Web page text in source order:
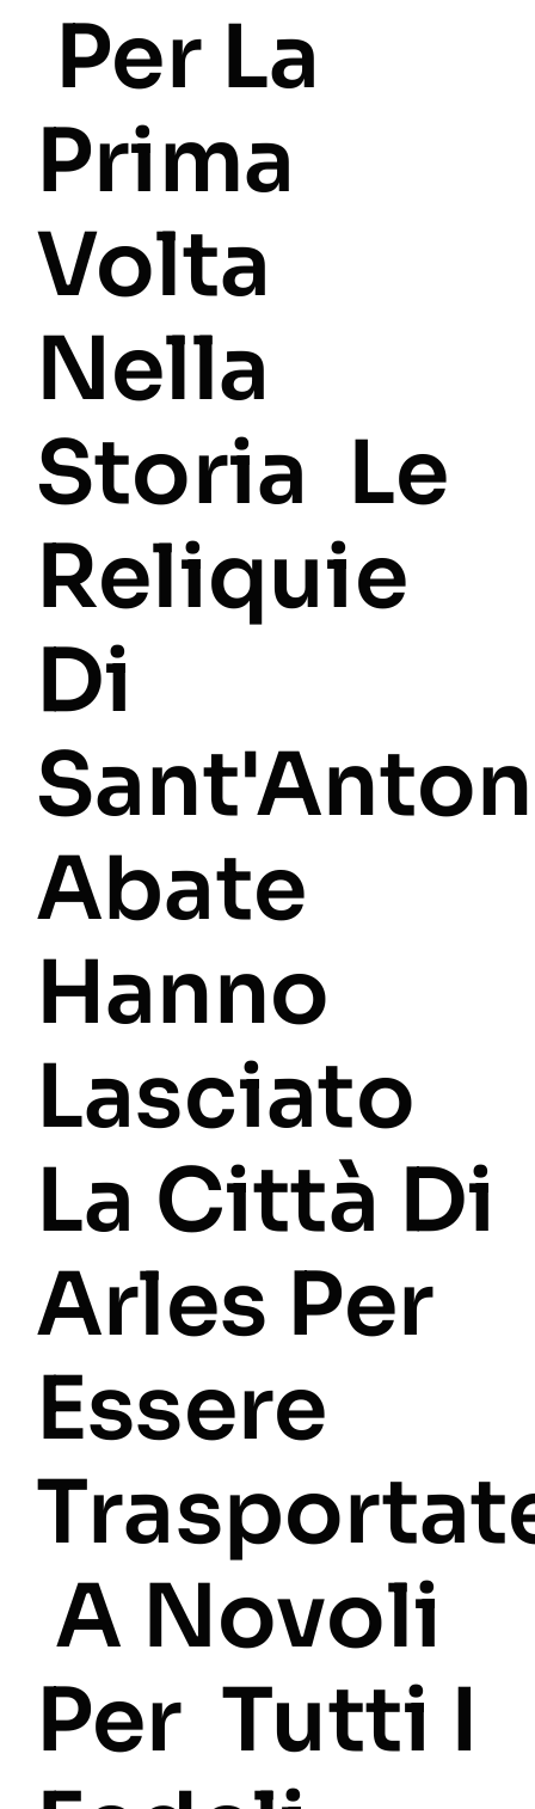
Per La
Prima
Volta
Nella
Storia Le
Reliquie
Di
Abate
Hanno
Lasciato
La Città Di
Arles Per
Essere
A Novoli
Per Tutti I